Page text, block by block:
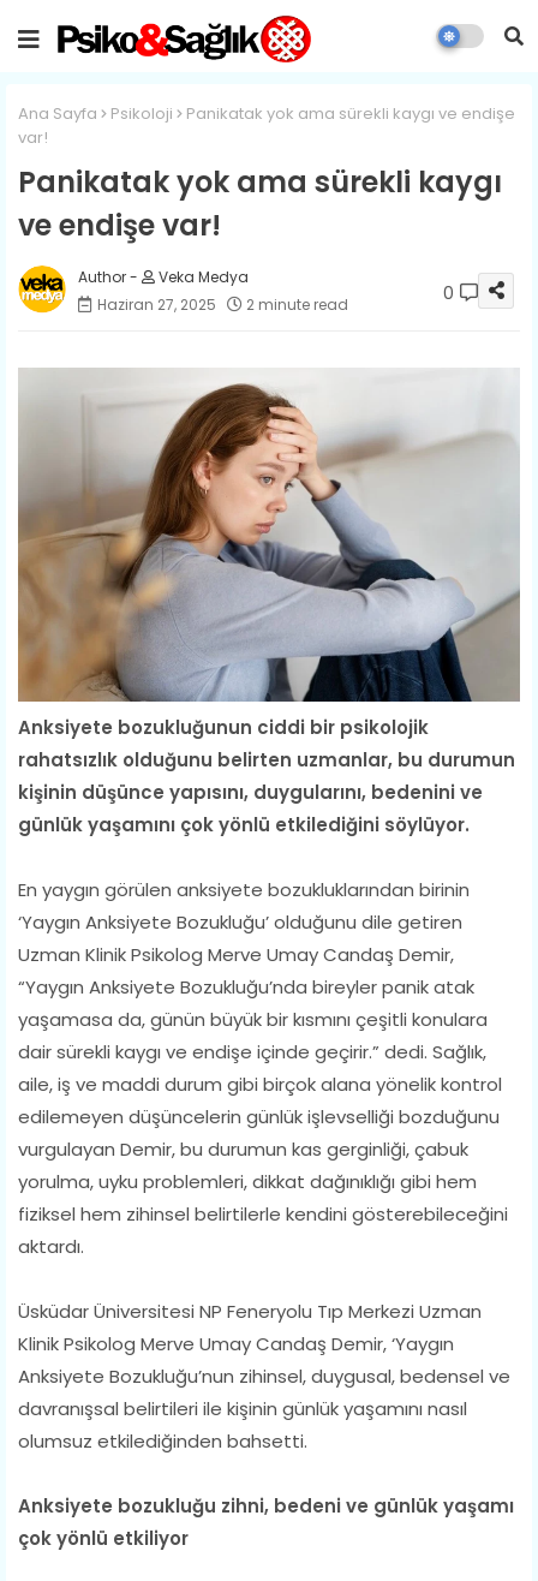
Ana Sayfa Psikoloji
Panikatak yok ama sürekli kaygı ve endişe
var!
Panikatak yok ama sürekli kaygı
ve endişe var!
Veka Medya
Haziran 27, 2025
2 minute read 0
Anksiyete bozukluğunun ciddi bir psikolojik
rahatsızlık olduğunu belirten uzmanlar, bu durumun
kişinin düşünce yapısını, duygularını, bedenini ve
günlük yaşamını çok yönlü etkilediğini söylüyor.
En yaygın görülen anksiyete bozukluklarından birinin
‘Yaygın Anksiyete Bozukluğu’ olduğunu dile getiren
Uzman Klinik Psikolog Merve Umay Candaş Demir,
“Yaygın Anksiyete Bozukluğu’nda bireyler panik atak
yaşamasa da, günün büyük bir kısmını çeşitli konulara
dair sürekli kaygı ve endişe içinde geçirir.” dedi. Sağlık,
aile, iş ve maddi durum gibi birçok alana yönelik kontrol
edilemeyen düşüncelerin günlük işlevselliği bozduğunu
vurgulayan Demir, bu durumun kas gerginliği, çabuk
yorulma, uyku problemleri, dikkat dağınıklığı gibi hem
fiziksel hem zihinsel belirtilerle kendini gösterebileceğini
aktardı.
Üsküdar Üniversitesi NP Feneryolu Tıp Merkezi Uzman
Klinik Psikolog Merve Umay Candaş Demir, ‘Yaygın
Anksiyete Bozukluğu’nun zihinsel, duygusal, bedensel ve
davranışsal belirtileri ile kişinin günlük yaşamını nasıl
olumsuz etkilediğinden bahsetti.
Anksiyete bozukluğu zihni, bedeni ve günlük yaşamı
çok yönlü etkiliyor